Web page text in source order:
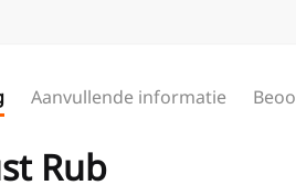
Aanvullende informatie
Rub